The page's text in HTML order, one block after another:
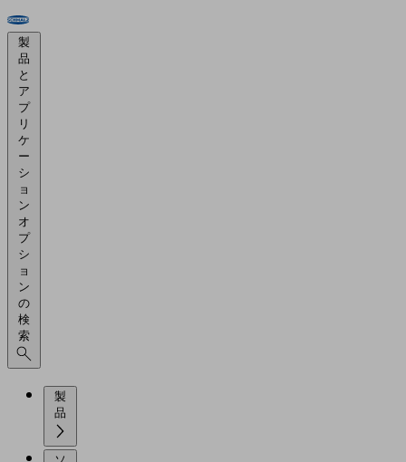
製
品
と
ア
プ
リ
ケ
ー
シ
ョ
ン
オ
プ
シ
ョ
ン
の
検
索
製